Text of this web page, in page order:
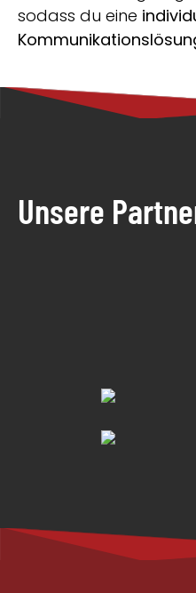
sodass du eine
Unsere